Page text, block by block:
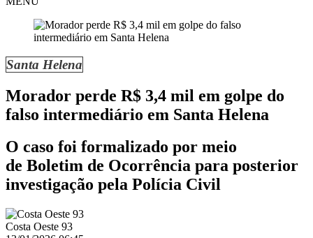
Santa Helena
Morador perde R$ 3,4 mil em golpe do
falso intermediário em Santa Helena
O caso foi formalizado por meio
de Boletim de Ocorrência para posterior
investigação pela Polícia Civil
Costa Oeste 93